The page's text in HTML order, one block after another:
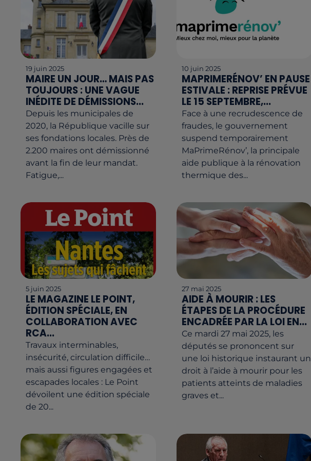
19 juin 2025
MAIRE UN JOUR… MAIS PAS
TOUJOURS : UNE VAGUE
INÉDITE DE DÉMISSIONS...
Depuis les municipales de
2020, la République vacille sur
ses fondations locales. Près de
2.200 maires ont démissionné
avant la fin de leur mandat.
Fatigue,...
10 juin 2025
MAPRIMERÉNOV’ EN PAUSE
ESTIVALE : REPRISE PRÉVUE
LE 15 SEPTEMBRE,...
Face à une recrudescence de
fraudes, le gouvernement
suspend temporairement
MaPrimeRénov’, la principale
aide publique à la rénovation
thermique des...
5 juin 2025
LE MAGAZINE LE POINT,
ÉDITION SPÉCIALE, EN
COLLABORATION AVEC
RCA...
Travaux interminables,
insécurité, circulation difficile…
mais aussi figures engagées et
escapades locales : Le Point
dévoilent une édition spéciale
de 20...
27 mai 2025
AIDE À MOURIR : LES
ÉTAPES DE LA PROCÉDURE
ENCADRÉE PAR LA LOI EN...
Ce mardi 27 mai 2025, les
députés se prononcent sur
une loi historique instaurant un
droit à l’aide à mourir pour les
patients atteints de maladies
graves et...